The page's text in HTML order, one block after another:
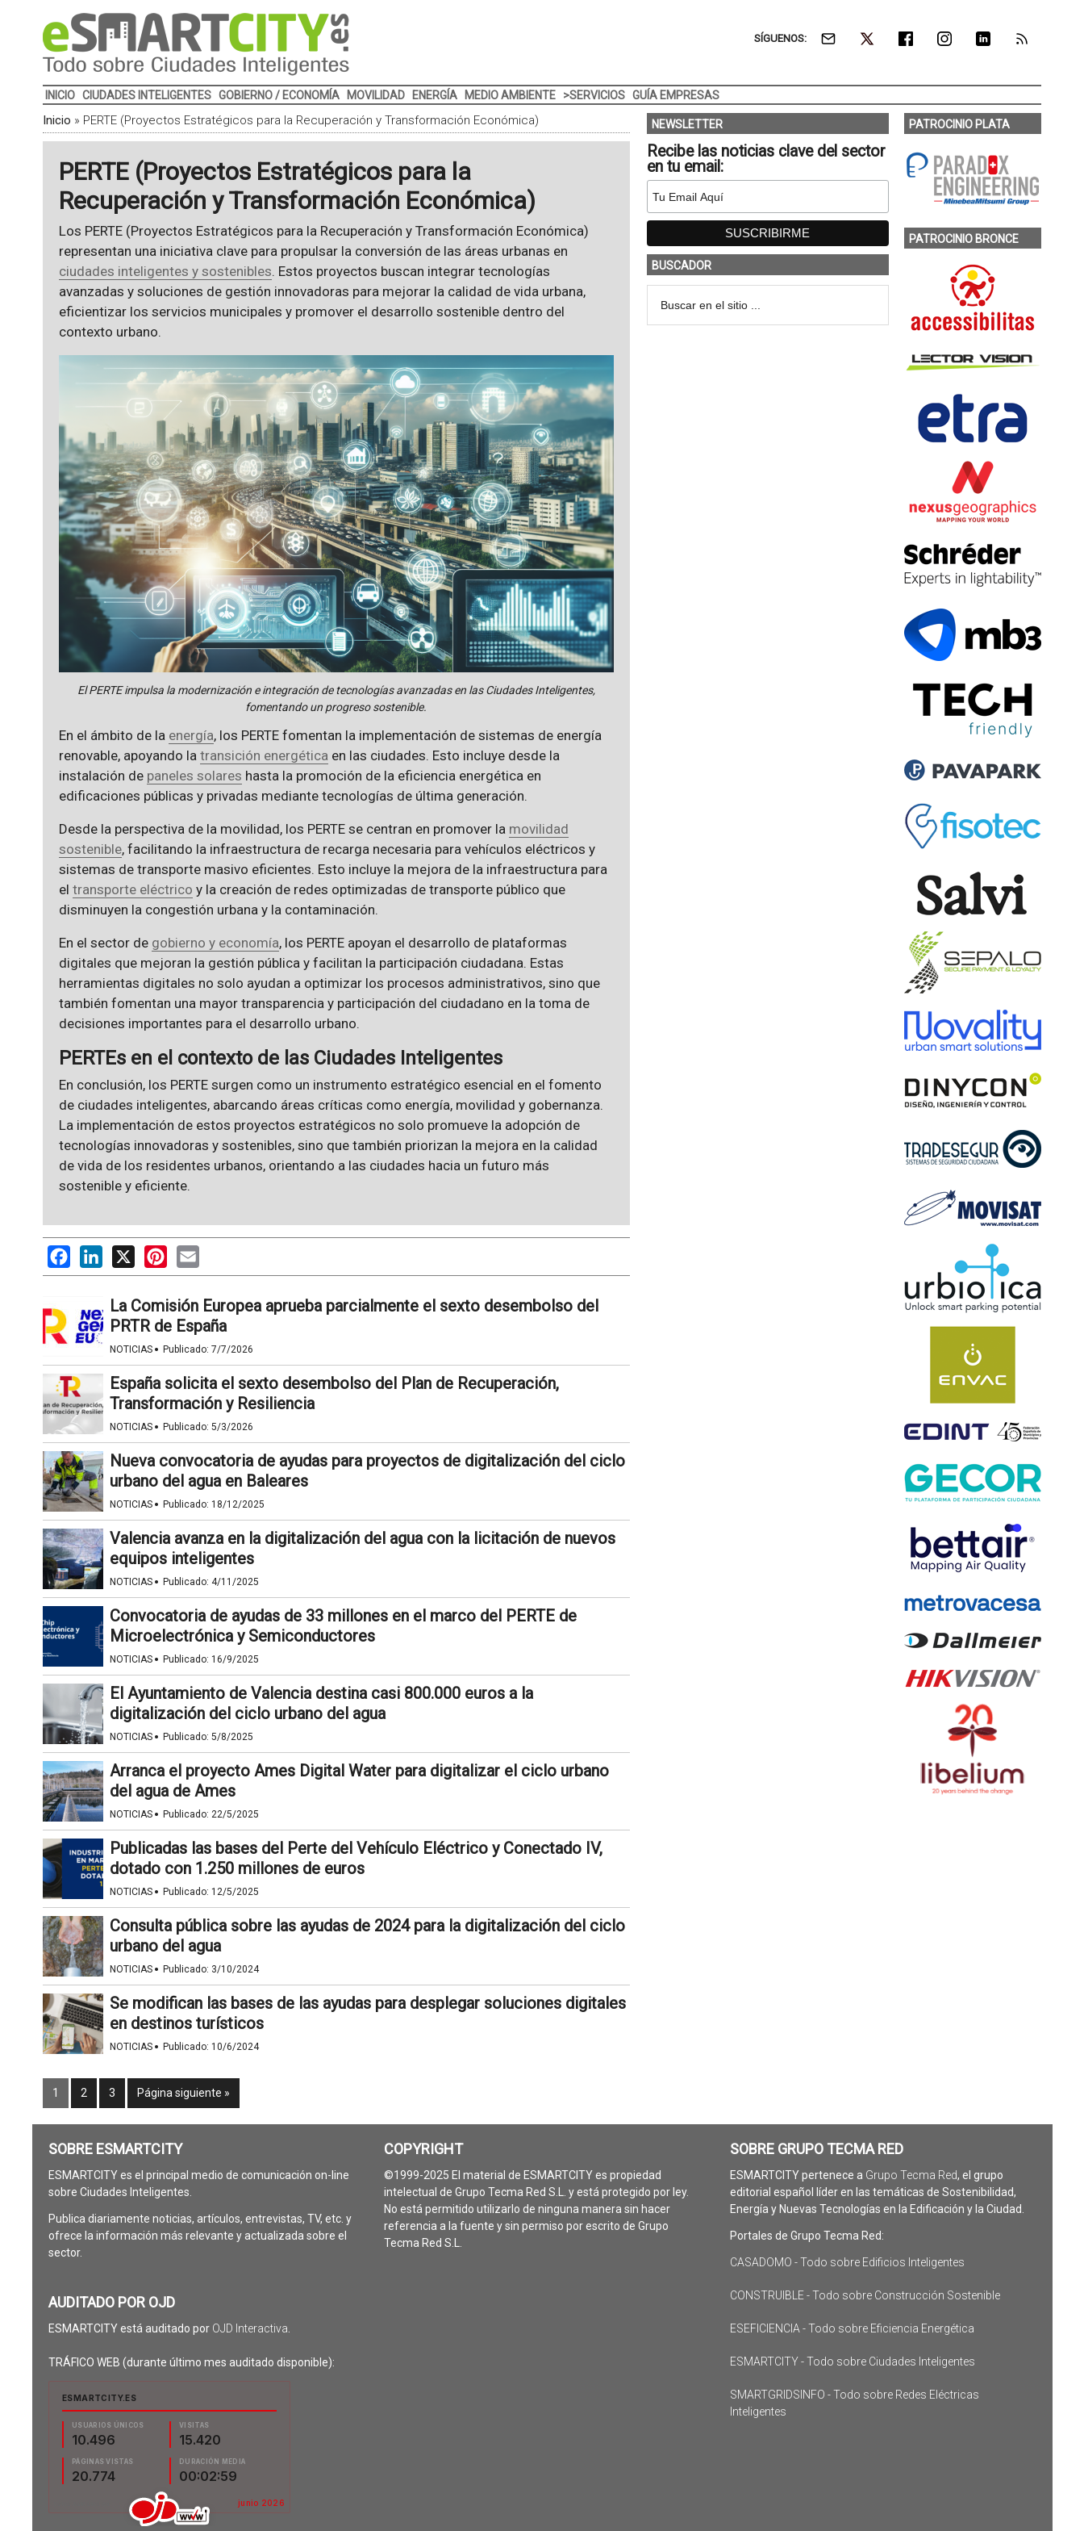
SÍGUENOS:
INICIO CIUDADES INTELIGENTES GOBIERNO / ECONOMÍA MOVILIDAD ENERGÍA MEDIO AMBIENTE >SERVICIOS GUÍA EMPRESAS
Inicio » PERTE (Proyectos Estratégicos para la Recuperación y Transformación Económica)
PERTE (Proyectos Estratégicos para la
Recuperación y Transformación Económica)
Los PERTE (Proyectos Estratégicos para la Recuperación y Transformación Económica)
representan una iniciativa clave para propulsar la conversión de las áreas urbanas en
ciudades inteligentes y sostenibles. Estos proyectos buscan integrar tecnologías
avanzadas y soluciones de gestión innovadoras para mejorar la calidad de vida urbana,
eficientizar los servicios municipales y promover el desarrollo sostenible dentro del
contexto urbano.
El PERTE impulsa la modernización e integración de tecnologías avanzadas en las Ciudades Inteligentes,
fomentando un progreso sostenible.
En el ámbito de la energía, los PERTE fomentan la implementación de sistemas de energía
renovable, apoyando la transición energética en las ciudades. Esto incluye desde la
instalación de paneles solares hasta la promoción de la eficiencia energética en
edificaciones públicas y privadas mediante tecnologías de última generación.
Desde la perspectiva de la movilidad, los PERTE se centran en promover la movilidad
sostenible, facilitando la infraestructura de recarga necesaria para vehículos eléctricos y
sistemas de transporte masivo eficientes. Esto incluye la mejora de la infraestructura para
el transporte eléctrico y la creación de redes optimizadas de transporte público que
disminuyen la congestión urbana y la contaminación.
En el sector de gobierno y economía, los PERTE apoyan el desarrollo de plataformas
digitales que mejoran la gestión pública y facilitan la participación ciudadana. Estas
herramientas digitales no solo ayudan a optimizar los procesos administrativos, sino que
también fomentan una mayor transparencia y participación del ciudadano en la toma de
decisiones importantes para el desarrollo urbano.
PERTEs en el contexto de las Ciudades Inteligentes
En conclusión, los PERTE surgen como un instrumento estratégico esencial en el fomento
de ciudades inteligentes, abarcando áreas críticas como energía, movilidad y gobernanza.
La implementación de estos proyectos estratégicos no solo promueve la adopción de
tecnologías innovadoras y sostenibles, sino que también priorizan la mejora en la calidad
de vida de los residentes urbanos, orientando a las ciudades hacia un futuro más
sostenible y eficiente.
FacebookLinkedIn
X PinterestEmail
La Comisión Europea aprueba parcialmente el sexto desembolso del
PRTR de España
NOTICIAS · Publicado: 7/7/2026
España solicita el sexto desembolso del Plan de Recuperación,
Transformación y Resiliencia
NOTICIAS · Publicado: 5/3/2026
Nueva convocatoria de ayudas para proyectos de digitalización del ciclo
urbano del agua en Baleares
NOTICIAS · Publicado: 18/12/2025
Valencia avanza en la digitalización del agua con la licitación de nuevos
equipos inteligentes
NOTICIAS · Publicado: 4/11/2025
Convocatoria de ayudas de 33 millones en el marco del PERTE de
Microelectrónica y Semiconductores
NOTICIAS · Publicado: 16/9/2025
El Ayuntamiento de Valencia destina casi 800.000 euros a la
digitalización del ciclo urbano del agua
NOTICIAS · Publicado: 5/8/2025
Arranca el proyecto Ames Digital Water para digitalizar el ciclo urbano
del agua de Ames
NOTICIAS · Publicado: 22/5/2025
Publicadas las bases del Perte del Vehículo Eléctrico y Conectado IV,
dotado con 1.250 millones de euros
NOTICIAS · Publicado: 12/5/2025
Consulta pública sobre las ayudas de 2024 para la digitalización del ciclo
urbano del agua
NOTICIAS · Publicado: 3/10/2024
Se modifican las bases de las ayudas para desplegar soluciones digitales
en destinos turísticos
NOTICIAS · Publicado: 10/6/2024
1 2 3 Página siguiente »
NEWSLETTER
Recibe las noticias clave del sector
en tu email:
BUSCADOR
PATROCINIO PLATA
PATROCINIO BRONCE
SOBRE ESMARTCITY
ESMARTCITY es el principal medio de comunicación on-line
sobre Ciudades Inteligentes.
Publica diariamente noticias, artículos, entrevistas, TV, etc. y
ofrece la información más relevante y actualizada sobre el
sector.
AUDITADO POR OJD
ESMARTCITY está auditado por OJD Interactiva
TRÁFICO WEB (durante último mes auditado disponible):
COPYRIGHT
©1999-2025 El material de ESMARTCITY es propiedad
intelectual de Grupo Tecma Red S.L. y está protegido por ley.
No está permitido utilizarlo de ninguna manera sin hacer
referencia a la fuente y sin permiso por escrito de Grupo
Tecma Red S.L.
SOBRE GRUPO TECMA RED
ESMARTCITY pertenece a Grupo Tecma Red, el grupo
editorial español líder en las temáticas de Sostenibilidad,
Energía y Nuevas Tecnologías en la Edificación y la Ciudad.
Portales de Grupo Tecma Red:
CASADOMO - Todo sobre Edificios Inteligentes
CONSTRUIBLE - Todo sobre Construcción Sostenible
ESEFICIENCIA - Todo sobre Eficiencia Energética
ESMARTCITY - Todo sobre Ciudades Inteligentes
SMARTGRIDSINFO - Todo sobre Redes Eléctricas
Inteligentes